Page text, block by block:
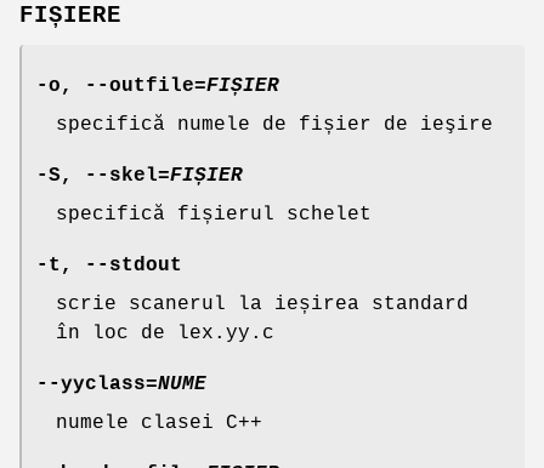
FIȘIERE
-o, --outfile=FIȘIER
specifică numele de fișier de ieşire
-S, --skel=FIȘIER
specifică fișierul schelet
-t ,
--stdout
scrie scanerul la ieșirea standard
în loc de lex.yy.c
--yyclass=NUME
numele clasei C++